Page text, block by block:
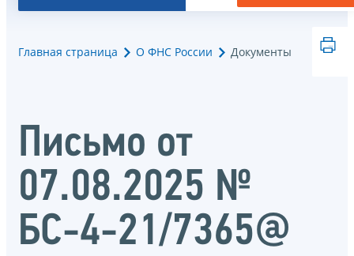
Главная страница О ФНС России Документы
Письмо от
07.08.2025 №
БС-4-21/7365@